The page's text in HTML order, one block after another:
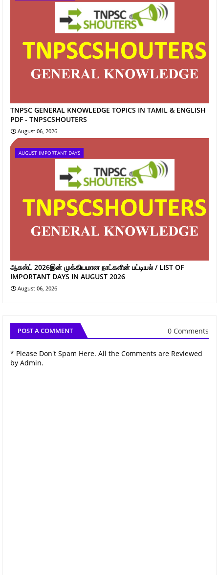
TNPSC GENERAL KNOWLEDGE TOPICS IN TAMIL & ENGLISH
PDF - TNPSCSHOUTERS
August 06, 2026
AUGUST IMPORTANT DAYS
ஆகஸ்ட் 2026இன் முக்கியமான நாட்களின் பட்டியல் / LIST OF
IMPORTANT DAYS IN AUGUST 2026
August 06, 2026
POST A COMMENT 0 Comments
* Please Don't Spam Here. All the Comments are Reviewed
by Admin.